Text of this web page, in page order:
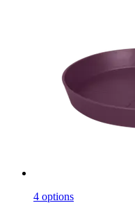
4 options